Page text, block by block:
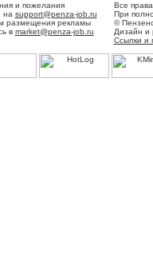
и пожелания
на support@penza-job.ru
размещения рекламы
в market@penza-job.ru
Все
При
©
Дизайн и
Ссылки и